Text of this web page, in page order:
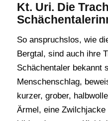
Kt. Uri. Die
So anspruchslos, wie
Bergtal, sind auch ihre
Schächentaler bekannt
Menschenschlag,
kurzer, grober,
Ärmel, eine